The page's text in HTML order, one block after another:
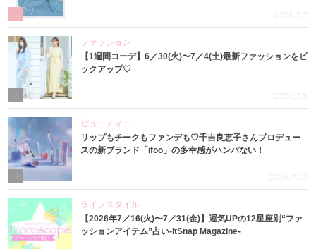
2026.7.7
ファッション
【1週間コーデ】6／30(火)〜7／4(土)最新ファッションをピ
ックアップ♡
2026.7.8
3
ビューティー
リップもチークもファンデも♡千吉良恵子さんプロデュー
スの新ブランド「ifoo」の多幸感がハンパない！
2026.7.10
ライフスタイル
【2026年7／16(火)〜7／31(金)】運気UPの12星座別“ファ
ッションアイテム”占い-itSnap Magazine-